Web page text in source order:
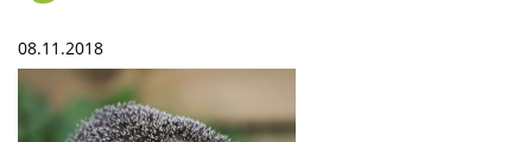
08.11.2018